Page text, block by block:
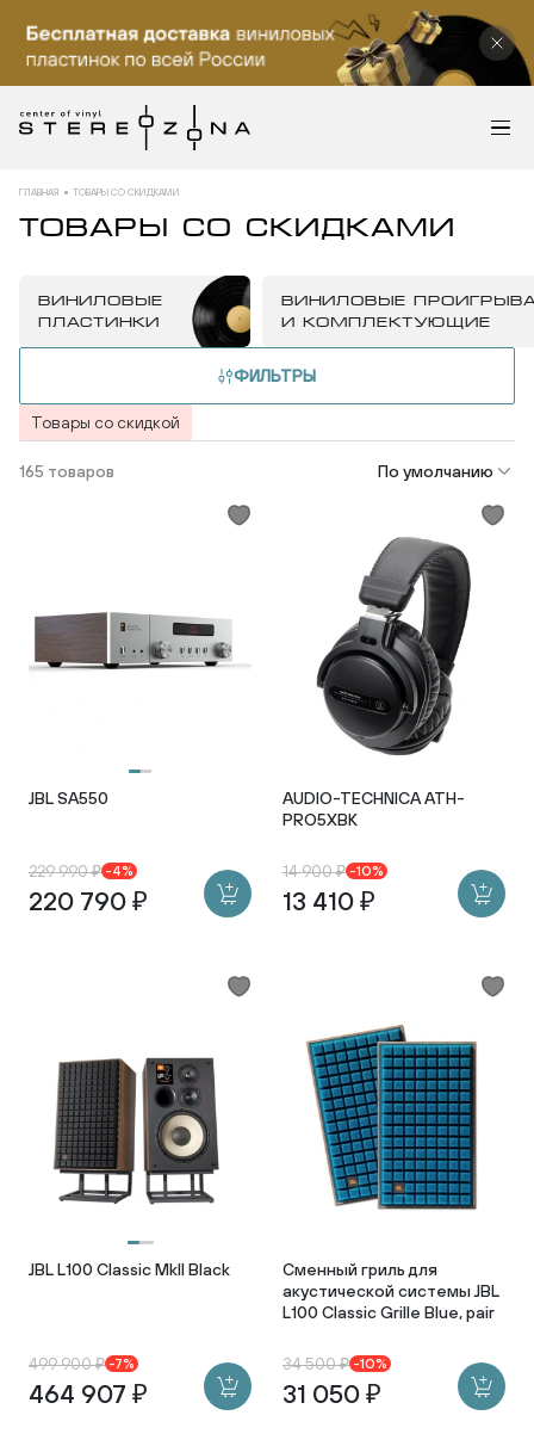
ГЛАВНАЯ ТОВАРЫ СО СКИДКАМИ
ТОВАРЫ СО СКИДКАМИ
ВИНИЛОВЫЕ
ПЛАСТИНКИ
ВИНИЛОВЫЕ
И КОМПЛЕКТУЮЩИЕ
ФИЛЬТРЫ
Товары со скидкой
165 товаров По умолчанию
JBL SA550
229 990 ₽ -4%
220 790 ₽
AUDIO-TECHNICA ATH-
PRO5XBK
14 900 ₽ -10%
13 410 ₽
JBL L100 Classic MkII Black
499 900 ₽ -7%
464 907 ₽
Сменный гриль для
акустической системы JBL
L100 Classic Grille Blue, pair
34 500 ₽ -10%
31 050 ₽